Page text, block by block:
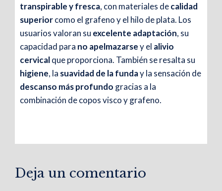
✰
Raúl G.
“Calidad superior”Se nota que es un
producto de gama alta. El grafeno aporta
transpirable y fresca, con materiales decalidad
superiorcomo el grafeno y el hilo de plata. Los
usuarios valoran su excelente adaptación, su
capacidad para no apelmazarsey el alivio
cervicalque proporciona. También se resalta su
higiene, la suavidad de la funday la sensación de
descanso más profundo gracias a la
combinación de copos visco y grafeno.
Deja un comentario